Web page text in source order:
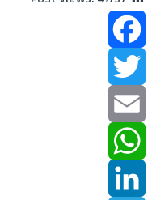
Facebook
Twitter
Email
WhatsApp